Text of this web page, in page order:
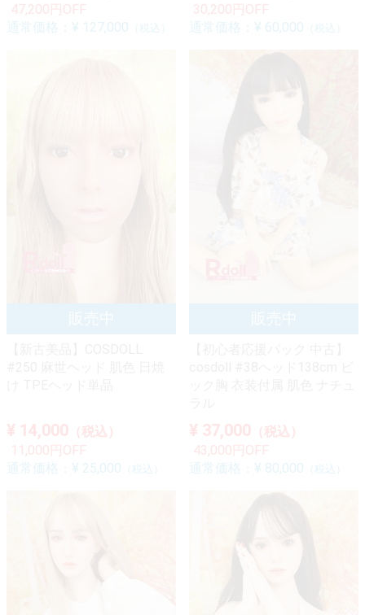
47,200円OFF
通常価格： ¥ 127,000 （税込）
30,200円OFF
通常価格： ¥ 60,000 （税込）
¥ 14,000 （税込）
11,000円OFF
通常価格： ¥ 25,000 （税込）
¥ 37,000 （税込）
43,000円OFF
通常価格： ¥ 80,000 （税込）